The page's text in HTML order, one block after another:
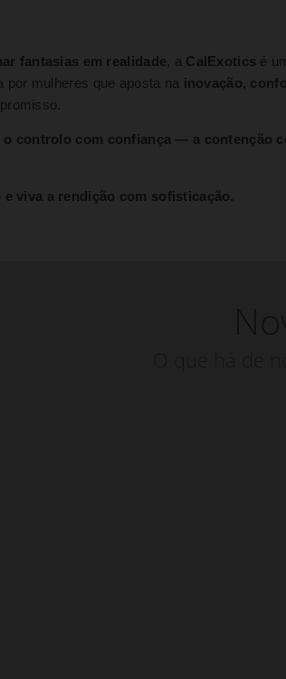
fantasias em realidade, a CalExotics é
por mulheres que aposta na inovação,
o controlo com confiança — a contenção
viva a rendição com sofisticação.